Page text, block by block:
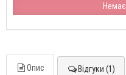
Немає
Опис Відгуки (1)